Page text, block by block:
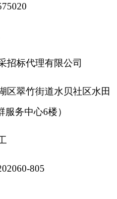
招标代理有限公司
区翠竹街道水贝社区水田
务中心6楼）
805